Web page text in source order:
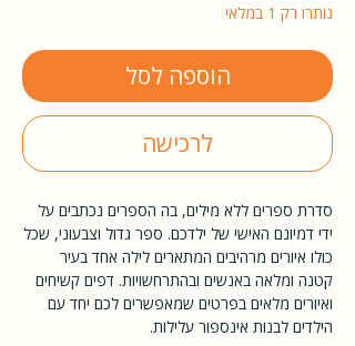
נותרו רק 1 במלאי
הוספה לסל
לרכישה
סדרת ספרים ללא מילים, בה הספרים נכתבים על
ידי דמיונם האישי של ילדכם. ספר גדול וצבעוני, שכל
כולו איורים מרהיבים המתארים לילה אחד בעיר
קטנה ומלאה באנשים ובהתרחשויות. דפים קשיחים
ואיורים מלאים בפרטים שמאפשרים לכם יחד עם
הילדים לבנות אינספור עלילות.